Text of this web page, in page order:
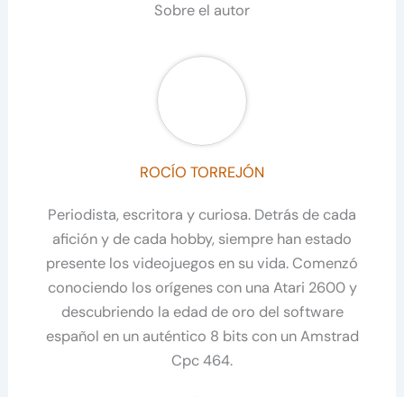
Sobre el autor
ROCÍO TORREJÓN
Periodista, escritora y curiosa. Detrás de cada
afición y de cada hobby, siempre han estado
presente los videojuegos en su vida. Comenzó
conociendo los orígenes con una Atari 2600 y
descubriendo la edad de oro del software
español en un auténtico 8 bits con un Amstrad
Cpc 464.